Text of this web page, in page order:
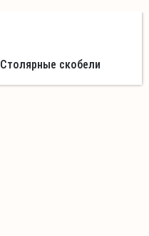
Столярные скобели